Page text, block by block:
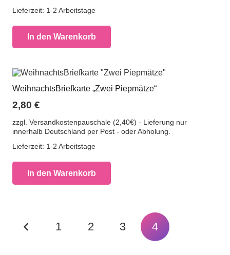
Lieferzeit: 1-2 Arbeitstage
In den Warenkorb
WeihnachtsBriefkarte „Zwei Piepmätze“
2,80 €
zzgl. Versandkostenpauschale (2,40€) - Lieferung nur
innerhalb Deutschland per Post - oder Abholung.
Lieferzeit: 1-2 Arbeitstage
In den Warenkorb
Beitragsnavigation
1 2 3 4